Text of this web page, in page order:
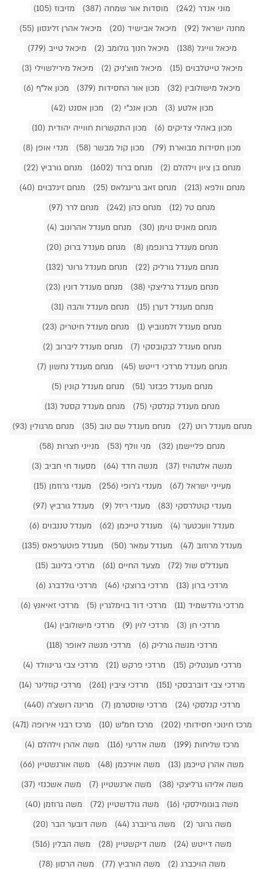
מוני אנדר (242)
מוסדות אור שמחה (387)
מזיבוז (105)
מחנה ישראל (92)
מיכאל אבישיד (20)
מיכאל אהרן זליגסון (55)
מיכאל ווייגל (138)
מיכאל חנוך גולומב (2)
מיכאל טייב (779)
מיכאל טייטלבוים (15)
מיכאל מוצ'ניק (2)
מיכאל מירילשוילי (3)
מיכאל מישולובין (32)
מכון אור החסידות (379)
מכון אל"ף (6)
מכון אלטע (3)
מכון אנכ"י (2)
מכון אסנט (42)
מכון באהלי צדיקים (6)
מכון התקשרות חווייה יהודית (10)
מכון חסידות מבוארת (79)
מכון קול מבשר (58)
מנדי אופן (8)
מנחם בן ציון וילהלם (2)
מנחם ברוד (1602)
מנחם גורביץ (22)
מנחם וולפא (213)
מנחם זאב גרינגלאס (25)
מנחם זיגלבוים (40)
מנחם טל (12)
מנחם כהן (242)
מנחם לרר (97)
מנחם מאניס נוימן (30)
מנחם מענדל אהרונוב (4)
מנחם מענדל ברונפמן (8)
מנחם מענדל ברוק (20)
מנחם מענדל גורליק (22)
מנחם מענדל גרונר (132)
מנחם מענדל גרליצקי (38)
מנחם מענדל דונין (23)
מנחם מענדל דערן (15)
מנחם מענדל והבה (31)
מנחם מענדל זלמנוביץ (1)
מנחם מענדל חיטריק (23)
מנחם מענדל לבקובסקי (7)
מנחם מענדל ליברוב (2)
מנחם מענדל מרדכי דייטש (45)
מנחם מענדל נחשון (7)
מנחם מענדל פבזנר (51)
מנחם מענדל קונין (5)
מנחם מענדל קנלסקי (75)
מנחם מענדל קסטל (13)
מנחם מענדל רוט (27)
מנחם מענדל שם טוב (35)
מנחם מרגולין (93)
מנחם פליישמן (32)
מני וולף (53)
מנייני חצרות (58)
מנשה אלטהויז (37)
מנשה חדד (64)
מסעוד חי חביב (3)
מעייני ישראל (67)
מענדי ג'רופי (256)
מענדי גרוזמן (15)
מענדי קוטלרסקי (83)
מענדי ריזל (9)
מענדל גורביץ (97)
מענדל וועכטער (4)
מענדל טייכמן (62)
מענדל טננבוים (6)
מענדל מרוזוב (47)
מענדל עמאר (50)
מענדל פוטערפאס (135)
מענדל'ס שול (72)
מצעד החיים (61)
מרדכי בלינוב (15)
מרדכי ברון (13)
מרדכי ברוצקי (46)
מרדכי גולדברג (6)
מרדכי גולדשמיד (11)
מרדכי דוד בוימלגרין (5)
מרדכי זאיאנץ (6)
מרדכי חן (3)
מרדכי לוין (9)
מרדכי מישולובין (14)
מרדכי מנשה גורליק (6)
מרדכי מנשה לאופר (118)
מרדכי מענטליק (15)
מרדכי פרקש (21)
מרדכי צבי גרינוולד (4)
מרדכי צבי דוברבסקי (151)
מרדכי ציבין (261)
מרדכי קוזלינר (14)
מרדכי קנלסקי (24)
מרדכי שוסטרמן (7)
מרינה רושצ'ה (440)
מרכז חינוכי חסידותי (202)
מרכז חמ"ש (10)
מרכז רבני אירופה (471)
מרכז שליחות (199)
משה אדרעי (116)
משה אהרן וילהלם (4)
משה אהרן טייכמן (13)
משה אוירכמן (48)
משה אורנשטיין (66)
משה אליהו גרליצקי (38)
משה ארנשטיין (7)
משה אשכנזי (37)
משה בוגומילסקי (16)
משה גולדשטיין (72)
משה גרוזמן (40)
משה גרונר (2)
משה גרינברג (44)
משה דובער הבר (20)
משה דייטש (24)
משה דיקשטיין (28)
משה הבלין (516)
משה הויכברג (2)
משה הורביץ (77) משה הרסון (78)